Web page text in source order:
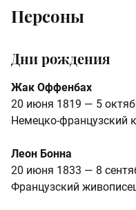
Персоны
Дни рождения
Жак Оффенбах
20 июня 1819 — 5
Немецко-французский
Леон Бонна
20 июня 1833 — 8
Французский